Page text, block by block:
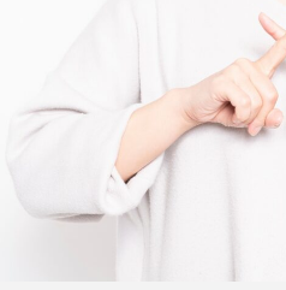
高田馬場おすすめの根管治療
の名医1人
2026.02.03